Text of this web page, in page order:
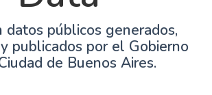
datos públicos generados,
publicados por el Gobierno
de Buenos Aires.